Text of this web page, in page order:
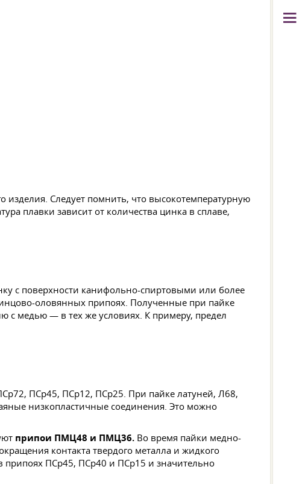
изделия. Следует помнить, что высокотемпературную
плавки зависит от количества цинка в сплаве,
с поверхности канифольно-спиртовыми или более
оловянных припоях. Полученные при пайке
медью — в тех же условиях. К примеру, предел
ПСр45, ПСр12, ПСр25. При пайке латуней, Л68,
низкопластичные соединения. Это можно
припои ПМЦ48 и ПМЦ36. Во время пайки медно-
контакта твердого металла и жидкого
припоях ПСр45, ПСр40 и ПСр15 и значительно